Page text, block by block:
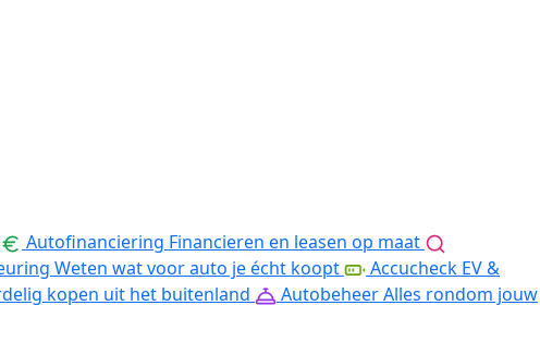
Autofinanciering Financieren en leasen op maat
Weten wat voor auto je écht koopt
Accucheck EV &
kopen uit het buitenland AutobeheerAlles rondom jouw